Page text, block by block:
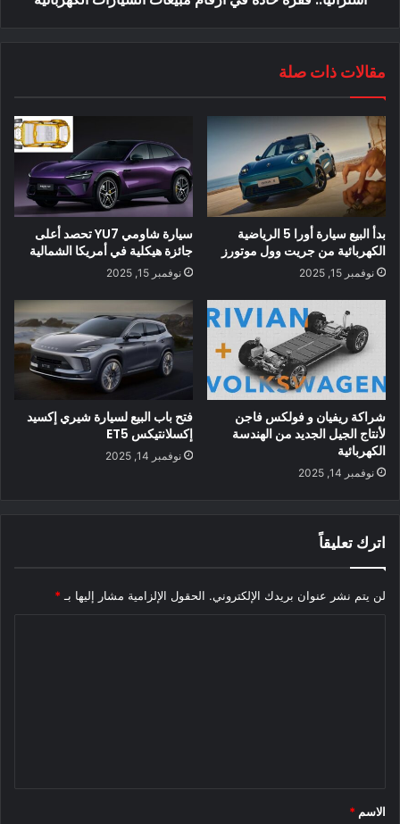
مقالات ذات صلة
بدأ البيع سيارة أورا 5 الرياضية
الكهربائية من جريت وول موتورز
نوفمبر 15, 2025
سيارة شاومي YU7 تحصد أعلى
جائزة هيكلية في أمريكا الشمالية
نوفمبر 15, 2025
شراكة ريفيان و فولكس فاجن
لأنتاج الجيل الجديد من الهندسة
الكهربائية
نوفمبر 14, 2025
فتح باب البيع لسيارة شيري إكسيد
إكسلانتيكس ET5
نوفمبر 14, 2025
اترك تعليقاً
لن يتم نشر عنوان بريدك الإلكتروني. الحقول الإلزامية مشار إليها بـ *
*
الاسم *